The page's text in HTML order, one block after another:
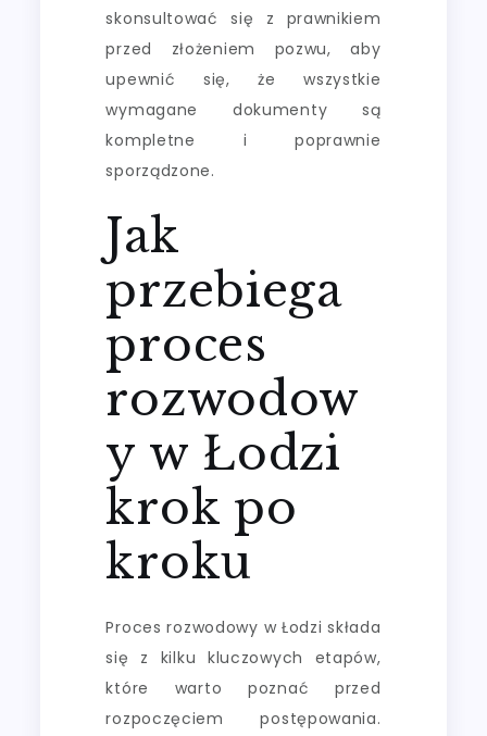
skonsultować się z prawnikiem
przed złożeniem pozwu, aby
upewnić się, że wszystkie
wymagane dokumenty są
kompletne i poprawnie
sporządzone.
Jak
przebiega
proces
rozwodow
y w Łodzi
krok po
kroku
Proces rozwodowy w Łodzi składa
się z kilku kluczowych etapów,
które warto poznać przed
rozpoczęciem postępowania.